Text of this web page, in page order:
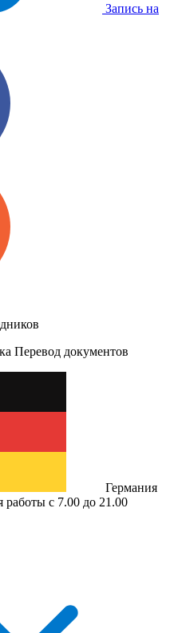
Запись на
Перевод документов
Германия
работы с 7.00 до 21.00